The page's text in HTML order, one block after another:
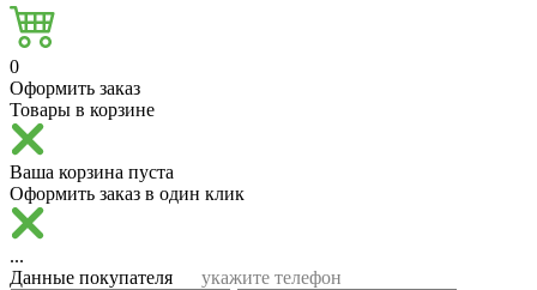
0
Оформить заказ
Товары в корзине
Ваша корзина пуста
Оформить заказ в один клик
...
Данные покупателя
укажите телефон